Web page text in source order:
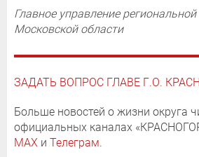
Главное управление
Московской области
ЗАДАТЬ ВОПРОС ГЛАВЕ Г.О.
Больше новостей о жизни округа
официальных каналах
MAX и Телеграм.